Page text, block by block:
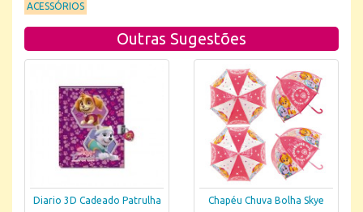
ACESSÓRIOS
Outras Sugestões
Diario 3D Cadeado Patrulha
Chapéu Chuva Bolha Skye